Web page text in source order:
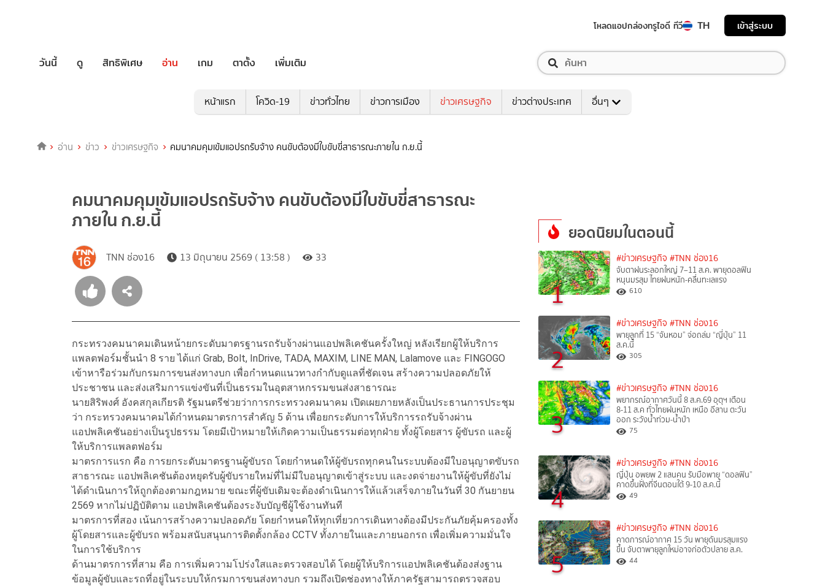
โหลดแอปกล่องทรูไอดี ทีวี TH เข้าสู่ระบบ
วันนี้ ดู สิทธิพิเศษ อ่าน เกม ตาตั้ง เพิ่มเติม
หน้าแรก โควิด-19 ข่าวทั่วไทย ข่าวการเมือง ข่าวเศรษฐกิจ ข่าวต่างประเทศ อื่นๆ
อ่าน ข่าว ข่าวเศรษฐกิจ คมนาคมคุมเข้มแอปรถรับจ้าง คนขับต้องมีใบขับขี่สาธารณะภายใน ก.ย.นี้
คมนาคมคุมเข้มแอปรถรับจ้าง คนขับต้องมีใบขับขี่สาธารณะ
ภายใน ก.ย.นี้
TNN ช่อง16 13 มิถุนายน 2569 ( 13:58 ) 33
กระทรวงคมนาคมเดินหน้ายกระดับมาตรฐานรถรับจ้างผ่านแอปพลิเคชันครั้งใหญ่ หลังเรียกผู้ให้บริการ
แพลตฟอร์มชั้นนำ 8 ราย ได้แก่ Grab, Bolt, InDrive, TADA, MAXIM, LINE MAN, Lalamove และ FINGOGO
เข้าหารือร่วมกับกรมการขนส่งทางบก เพื่อกำหนดแนวทางกำกับดูแลที่ชัดเจน สร้างความปลอดภัยให้
ประชาชน และส่งเสริมการแข่งขันที่เป็นธรรมในอุตสาหกรรมขนส่งสาธารณะ
นายสิริพงศ์ อังคสกุลเกียรติ รัฐมนตรีช่วยว่าการกระทรวงคมนาคม เปิดเผยภายหลังเป็นประธานการประชุม
ว่า กระทรวงคมนาคมได้กำหนดมาตรการสำคัญ 5 ด้าน เพื่อยกระดับการให้บริการรถรับจ้างผ่าน
แอปพลิเคชันอย่างเป็นรูปธรรม โดยมีเป้าหมายให้เกิดความเป็นธรรมต่อทุกฝ่าย ทั้งผู้โดยสาร ผู้ขับรถ และผู้
ให้บริการแพลตฟอร์ม
มาตรการแรก คือ การยกระดับมาตรฐานผู้ขับรถ โดยกำหนดให้ผู้ขับรถทุกคนในระบบต้องมีใบอนุญาตขับรถ
สาธารณะ แอปพลิเคชันต้องหยุดรับผู้ขับรายใหม่ที่ไม่มีใบอนุญาตเข้าสู่ระบบ และงดจ่ายงานให้ผู้ขับที่ยังไม่
ได้ดำเนินการให้ถูกต้องตามกฎหมาย ขณะที่ผู้ขับเดิมจะต้องดำเนินการให้แล้วเสร็จภายในวันที่ 30 กันยายน
2569 หากไม่ปฏิบัติตาม แอปพลิเคชันต้องระงับบัญชีผู้ใช้งานทันที
มาตรการที่สอง เน้นการสร้างความปลอดภัย โดยกำหนดให้ทุกเที่ยวการเดินทางต้องมีประกันภัยคุ้มครองทั้ง
ผู้โดยสารและผู้ขับรถ พร้อมสนับสนุนการติดตั้งกล้อง CCTV ทั้งภายในและภายนอกรถ เพื่อเพิ่มความมั่นใจ
ในการใช้บริการ
ด้านมาตรการที่สาม คือ การเพิ่มความโปร่งใสและตรวจสอบได้ โดยผู้ให้บริการแอปพลิเคชันต้องส่งฐาน
ข้อมูลผู้ขับและรถที่อยู่ในระบบให้กรมการขนส่งทางบก รวมถึงเปิดช่องทางให้ภาครัฐสามารถตรวจสอบ
ยอดนิยมในตอนนี้
1
#ข่าวเศรษฐกิจ #TNN ช่อง16
จับตาฝนระลอกใหญ่ 7–11 ส.ค. พายุดอลฟิน
หนุนมรสุม ไทยฝนหนัก-คลื่นทะเลแรง
610
2
#ข่าวเศรษฐกิจ #TNN ช่อง16
พายุลูกที่ 15 “จันหอม” จ่อถล่ม “ญี่ปุ่น” 11
ส.ค.นี้
305
3
#ข่าวเศรษฐกิจ #TNN ช่อง16
พยากรณ์อากาศวันนี้ 8 ส.ค.69 อุตุฯ เตือน
8-11 ส.ค ทั่วไทยฝนหนัก เหนือ อีสาน ตะวัน
ออก ระวังน้ำท่วม-น้ำป่า
75
4
#ข่าวเศรษฐกิจ #TNN ช่อง16
ญี่ปุ่น อพยพ 2 แสนคน รับมือพายุ “ดอลฟิน”
คาดขึ้นฝั่งที่จีนตอนใต้ 9-10 ส.ค.นี้
49
5
#ข่าวเศรษฐกิจ #TNN ช่อง16
คาดการณ์อากาศ 15 วัน พายุดันมรสุมแรง
ขึ้น จับตาพายุลูกใหม่อาจก่อตัวปลาย ส.ค.
44